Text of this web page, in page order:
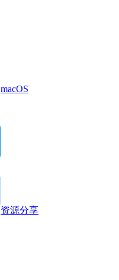
macOS
资源分享